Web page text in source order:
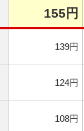
155円
139円
124円
108円